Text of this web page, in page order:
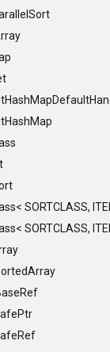
SORTCLASS,
SORTCLASS,